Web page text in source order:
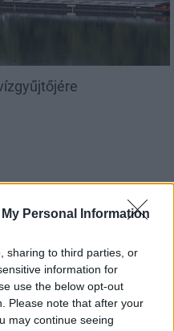
Personal Information
sharing to third parties, or
information for
use the below opt-out
Please note that after your
may continue seeing